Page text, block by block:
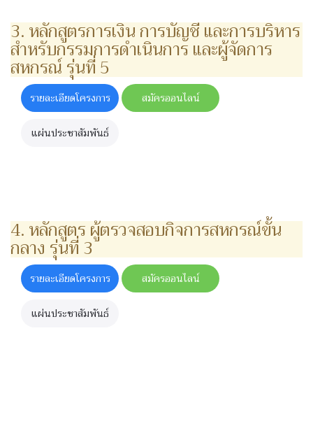
3. หลักสูตรการเงิน การบัญชี และการบริหาร
สำหรับกรรมการดำเนินการ และผู้จัดการ
สหกรณ์ รุ่นที่ 5
รายละเอียดโครงการ สมัครออนไลน์
แผ่นประชาสัมพันธ์
4. หลักสูตร ผู้ตรวจสอบกิจการสหกรณ์ขั้น
กลาง รุ่นที่ 3
รายละเอียดโครงการ สมัครออนไลน์
แผ่นประชาสัมพันธ์